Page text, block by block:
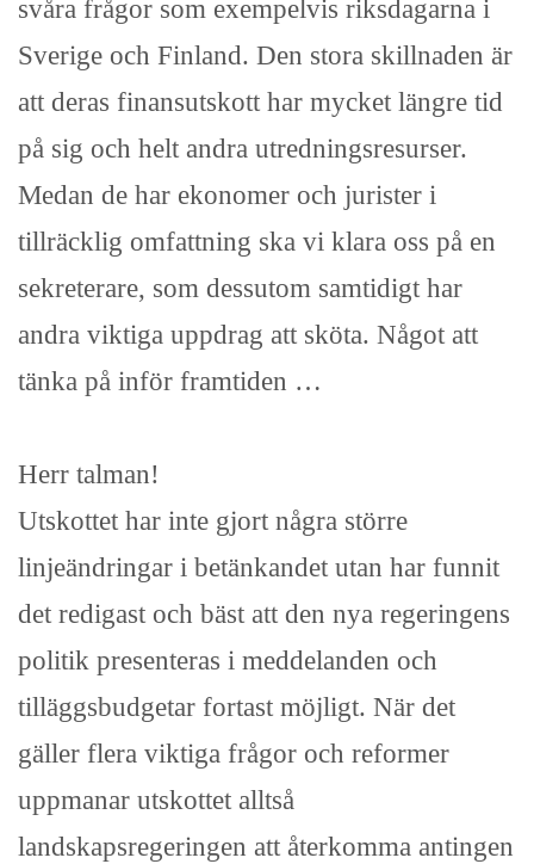
svåra frågor som exempelvis riksdagarna i
Sverige och Finland. Den stora skillnaden är
att deras finansutskott har mycket längre tid
på sig och helt andra utredningsresurser.
Medan de har ekonomer och jurister i
tillräcklig omfattning ska vi klara oss på en
sekreterare, som dessutom samtidigt har
andra viktiga uppdrag att sköta. Något att
tänka på inför framtiden …
Herr talman!
Utskottet har inte gjort några större
linjeändringar i betänkandet utan har funnit
det redigast och bäst att den nya regeringens
politik presenteras i meddelanden och
tilläggsbudgetar fortast möjligt. När det
gäller flera viktiga frågor och reformer
uppmanar utskottet alltså
landskapsregeringen att återkomma antingen